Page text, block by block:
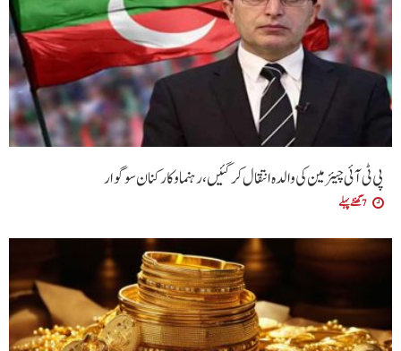
پی ٹی آئی چیئرمین کی والدہ انتقال کرگئیں، رہنما و کارکنان سوگوار
7 گھنٹے پہلے